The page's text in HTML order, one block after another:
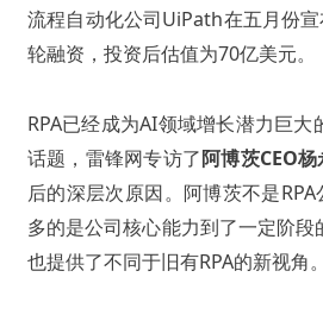
流程自动化公司UiPath在五月份
轮融资，投资后估值为70亿美元。
RPA已经成为AI领域增长潜力巨
话题，雷锋网专访了阿博茨CEO杨
后的深层次原因。阿博茨不是
多的是公司核心能力到了一定阶
也提供了不同于旧有RPA的新视角。